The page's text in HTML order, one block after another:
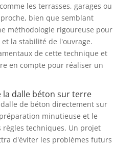
les terrasses, garages ou
bien que semblant
méthodologie rigoureuse pour
la stabilité de l'ouvrage.
de cette technique et
en compte pour réaliser un
la dalle béton sur terre
de béton directement sur
minutieuse et le
règles techniques. Un projet
d'éviter les problèmes futurs